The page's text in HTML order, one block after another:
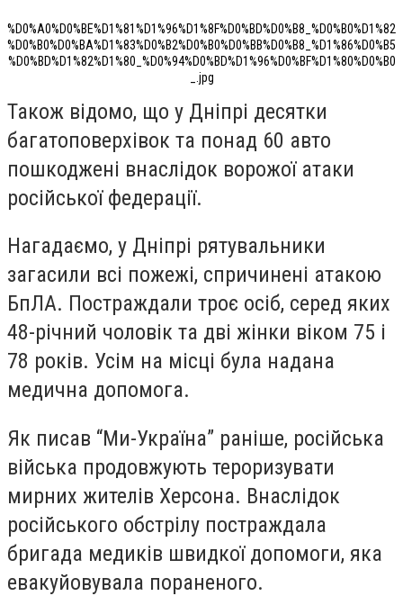
%D0%A0%D0%BE%D1%81%D1%96%D1%8F%D0%BD%D0%B8_%D0%B0%D1%82
%D0%B0%D0%BA%D1%83%D0%B2%D0%B0%D0%BB%D0%B8_%D1%86%D0%B5
%D0%BD%D1%82%D1%80_%D0%94%D0%BD%D1%96%D0%BF%D1%80%D0%B0
_.jpg
Також відомо, що у Дніпрі десятки
багатоповерхівок та понад 60 авто
пошкоджені внаслідок ворожої атаки
російської федерації.
Нагадаємо, у Дніпрі рятувальники
загасили всі пожежі, спричинені атакою
БпЛА. Постраждали троє осіб, серед яких
48-річний чоловік та дві жінки віком 75 і
78 років. Усім на місці була надана
медична допомога.
Як писав “Ми-Україна” раніше, російська
війська продовжують тероризувати
мирних жителів Херсона. Внаслідок
російського обстрілу постраждала
бригада медиків швидкої допомоги, яка
евакуйовувала пораненого.